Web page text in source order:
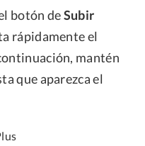
botón deSubir
rápidamente el
mantén
que aparezca el